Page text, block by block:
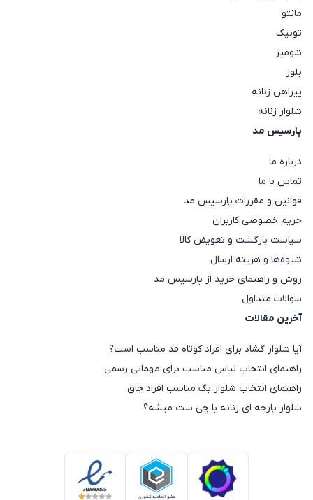
مانتو
تونیک
شومیز
بلوز
پیراهن زنانه
شلوار زنانه
پارسیس مد
درباره ما
تماس با ما
قوانین و مقررات پارسیس مد
حریم خصوصی کاربران
سیاست بازگشت و تعویض کالا
شیوه‌ها و هزینه ارسال
روش و راهنمای خرید از پارسیس مد
سوالات متداول
آخرین مقالات
آیا شلوار گشاد برای افراد کوتاه قد مناسب است؟
راهنمای انتخاب لباس مناسب برای مهمانی رسمی
راهنمای انتخاب شلوار بگ مناسب افراد چاق
شلوار پارچه ای زنانه با چی ست میشه؟